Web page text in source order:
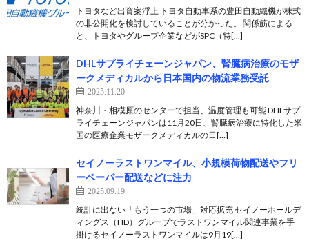
トヨタなど出資案浮上 トヨタ自動車系の豊田自動織機が株式
の非公開化を検討していることが分かった。 関係筋による
と、トヨタやグループ企業などがSPC（特[…]
DHLサプライチェーンジャパン、腎臓病治療のモザ
ークメディカルから日本国内の物流業務受託
2025.11.20
神奈川・相模原のセンターで担当、温度管理も可能 DHLサプ
ライチェーンジャパンは11月20日、腎臓病治療に特化した米
国の医療企業モザークメディカルの日[…]
セイノーラストワンマイル、小規模荷物配送やフリ
ーペーパー配送などに注力
2025.09.19
統計に出ない「もう一つの市場」対応拡充 セイノーホールデ
ィングス（HD）グループでラストワンマイル関連事業を手
掛けるセイノーラストワンマイルは9月19[…]